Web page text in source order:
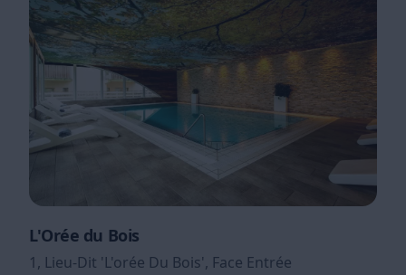
L'Orée du Bois
1, Lieu-Dit 'L'orée Du Bois', Face Entrée